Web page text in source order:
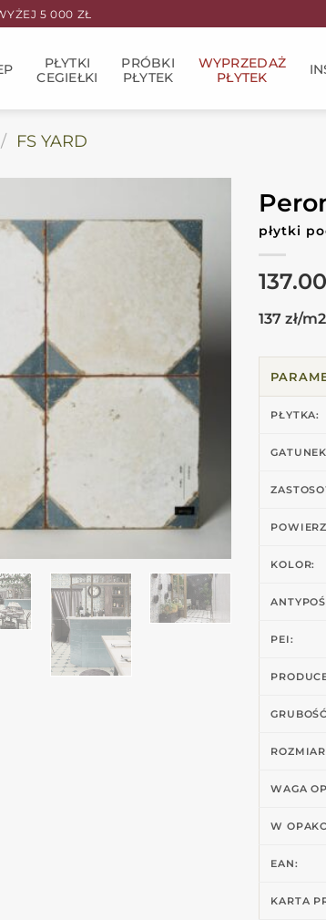
5 000 ZŁ
PŁYTKI
CEGIEŁKI
PRÓBKI
PŁYTEK
WYPRZEDAŻ
PŁYTEK
/ FS YARD
płytki
137.00
137 zł/m2
PŁYTKA:
KOLOR:
PEI:
WAGA
W
EAN:
KARTA